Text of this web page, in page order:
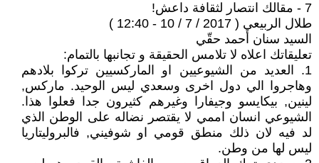
7 - مقالك انتصار لثقافة داعش!
طلال الربيعي ( 2017 / 7 / 10 - 12:40 )
السيد سنان أحمد حقّي
تعليقاتك اعلاه لا تلامس الحقيقة و تجانبها بالتمام:
1. العديد من الشيوعيين او الماركسيين تركوا بلادهم
وهاجروا الي دول اخرى وسعدي ليس الوحيد. ماركس,
لينين, بيكايسو وجيفارا وغيرهم كثيرون جدا فعلوا هذا.
الشيوعي انسان اممي لا يقتصر نضاله على الوطن الذي
لد فيه لان ذلك منطق قومي او شوفيني, فالبروليتاريا
ليس لها من وطن.